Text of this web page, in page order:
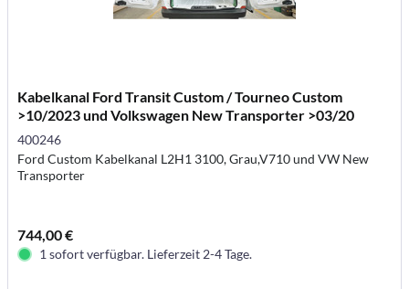
Kabelkanal Ford Transit Custom / Tourneo Custom
>10/2023 und Volkswagen New Transporter >03/20
400246
Ford Custom Kabelkanal L2H1 3100, Grau,V710 und VW New
Transporter
744,00 €
1 sofort verfügbar. Lieferzeit 2-4 Tage.